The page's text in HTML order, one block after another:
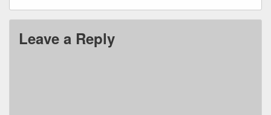
Leave a Reply